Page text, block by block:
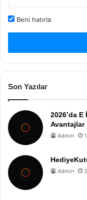
Beni hatırla
Son Yazılar
2026’da E
Avantajlar
Admin
Admin